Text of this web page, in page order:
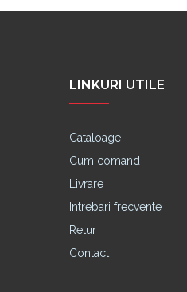
LINKURI UTILE
Cataloage
Cum comand
Livrare
Intrebari frecvente
Retur
Contact